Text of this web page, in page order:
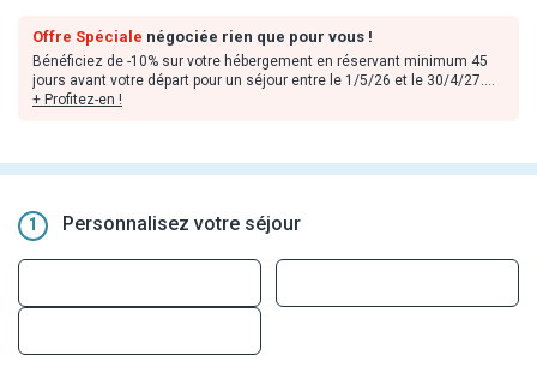
Offre Spéciale négociée rien que pour vous !
Bénéficiez de -10% sur votre hébergement en réservant minimum 45
jours avant votre départ pour un séjour entre le 1/5/26 et le 30/4/27.
uniquement.
+ Profitez-en !
1 Personnalisez votre séjour